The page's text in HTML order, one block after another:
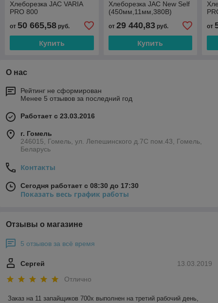
Хлеборезка JAC VARIA
PRO 800
от 50 665,58 руб.
Купить
Хлеборезка JAC New Self
(450мм,11мм,380B)
от 29 440,83руб.
Купить
от
О нас
Рейтинг не сформирован
Менее 5 отзывов за последний год
Работает с 23.03.2016
г. Гомель
246015, Гомель, ул. Лепешинского д.7С пом.43, Гомель,
Беларусь
Контакты
Сегодня работает с 08:30 до 17:30
Показать весь график работы
Отзывы о магазине
5 отзывов за всё время
13.03.2019
Сергей
Отлично
Заказ на 11 запайщиков 700х выполнен на третий рабочий день,